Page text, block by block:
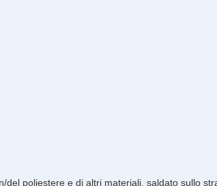
poliestere e di altri materiali, saldato sullo